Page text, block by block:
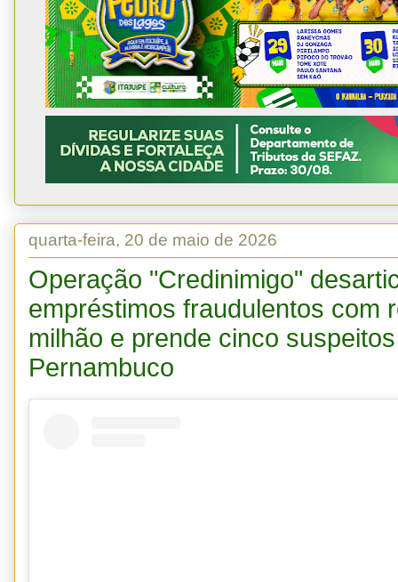
quarta-feira, 20 de maio de 2026
Operação "Credinimigo"
empréstimos fraudulentos com
milhão e prende cinco
Pernambuco